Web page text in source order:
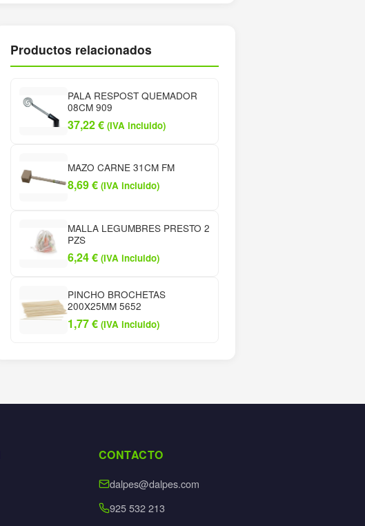
Productos relacionados
PALA RESPOST QUEMADOR
08CM 909
37,22€ (IVA incluido)
MAZO CARNE 31CM FM
8,69€ (IVA incluido)
MALLA LEGUMBRES PRESTO 2
PZS
6,24€ (IVA incluido)
PINCHO BROCHETAS
200X25MM 5652
1,77€ (IVA incluido)
CONTACTO
dalpes@dalpes.com
925 532 213